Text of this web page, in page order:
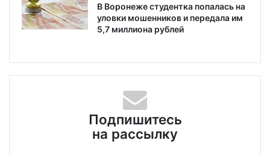
В Воронеже студентка попалась на
уловки мошенников и передала им
5,7 миллиона рублей
Подпишитесь
на рассылку